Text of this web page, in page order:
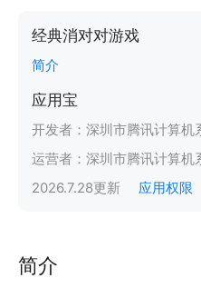
经典消对对游戏
简介
应用宝
开发者： 深圳市腾讯计算机
运营者： 深圳市腾讯计算机
2026.7.28更新 应用权限
简介